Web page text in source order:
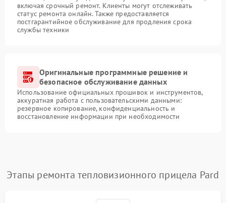
включая срочный ремонт. Клиенты могут отслеживать
статус ремонта онлайн. Также предоставляется
постгарантийное обслуживание для продления срока
службы техники
Оригинальные программные решение и
безопасное обслуживание данных
Использование официальных прошивок и инструментов,
аккуратная работа с пользовательскими данными:
резервное копирование, конфиденциальность и
восстановление информации при необходимости
Этапы ремонта тепловизионного прицела Pard